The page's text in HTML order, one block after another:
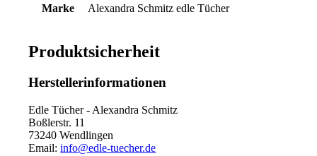
Marke Alexandra Schmitz edle Tücher
Produktsicherheit
Herstellerinformationen
Edle Tücher - Alexandra Schmitz
Boßlerstr. 11
73240 Wendlingen
Email:info@edle-tuecher.de